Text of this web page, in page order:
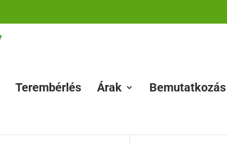
Terembérlés Árak Bemutatkozás